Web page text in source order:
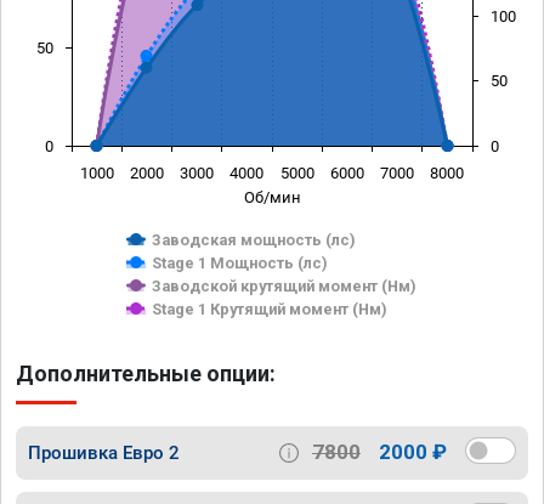
Об/мин
Заводская мощность (лс)
Stage 1 Мощность (лс)
Заводской крутящий момент (Нм)
Stage 1 Крутящий момент (Нм)
1000 2000 3000 4000 5000 6000 7000 8000
0
50
0
50
100
Дополнительные опции:
Прошивка Евро 2 7800 2000 ₽